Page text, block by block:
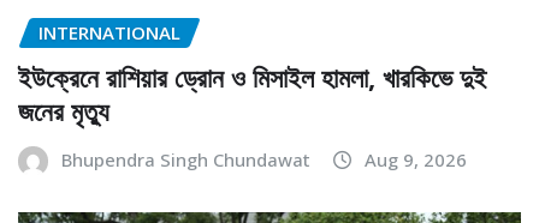
INTERNATIONAL
ইউক্রেনে রাশিয়ার ড্রোন ও মিসাইল হামলা, খারকিভে দুই
জনের মৃত্যু
Bhupendra Singh Chundawat Aug 9, 2026